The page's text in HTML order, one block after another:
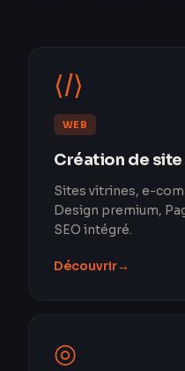
⟨/⟩
WEB
Création de
Sites vitrines, e-
Design premium,
SEO intégré.
Découvrir→
◎